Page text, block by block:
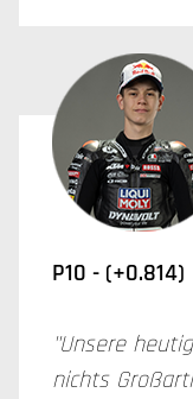
P10 - (+0.814)
"Unsere
nichts